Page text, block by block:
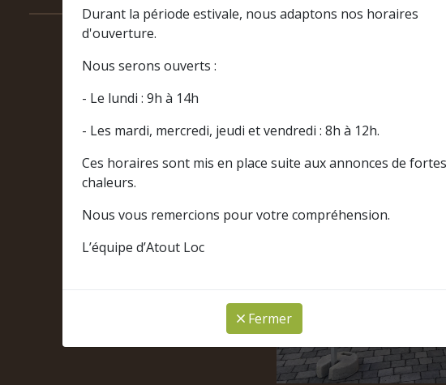
Durant la période estivale, nous adaptons nos horaires
d'ouverture.
Nous serons ouverts :
- Le lundi : 9h à 14h
- Les mardi, mercredi, jeudi et vendredi : 8h à 12h.
Ces horaires sont mis en place suite aux annonces de fortes
chaleurs.
Nous vous remercions pour votre compréhension.
L’équipe d’Atout Loc
Fermer
Barnum